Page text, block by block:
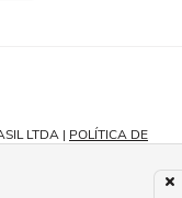
LTDA | POLÍTICA DE